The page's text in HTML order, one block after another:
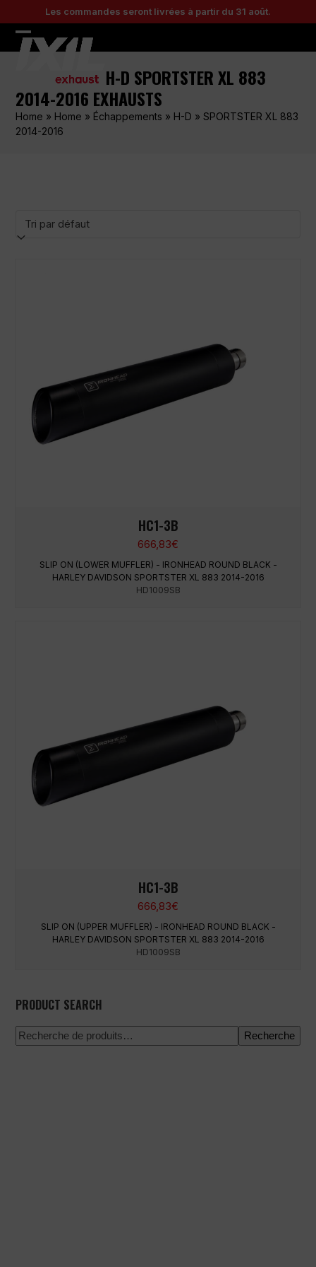
to
content
Les commandes seront livrées à partir du 31 août.
Open
menu
Close
menu
H-D SPORTSTER XL 883
2014-2016 EXHAUSTS
Home » Home » Échappements » H-D »SPORTSTER XL 883
2014-2016
HC1-3B
666,83€
SLIP ON (LOWER MUFFLER) - IRONHEAD ROUND BLACK -
HARLEY DAVIDSON SPORTSTER XL 883 2014-2016
HD1009SB
HC1-3B
666,83€
SLIP ON (UPPER MUFFLER) - IRONHEAD ROUND BLACK -
HARLEY DAVIDSON SPORTSTER XL 883 2014-2016
HD1009SB
PRODUCT SEARCH
Recherche